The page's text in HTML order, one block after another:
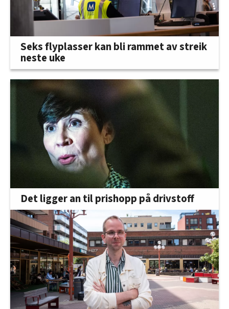
Seks flyplasser kan bli rammet av streik
neste uke
Det ligger an til prishopp på drivstoff